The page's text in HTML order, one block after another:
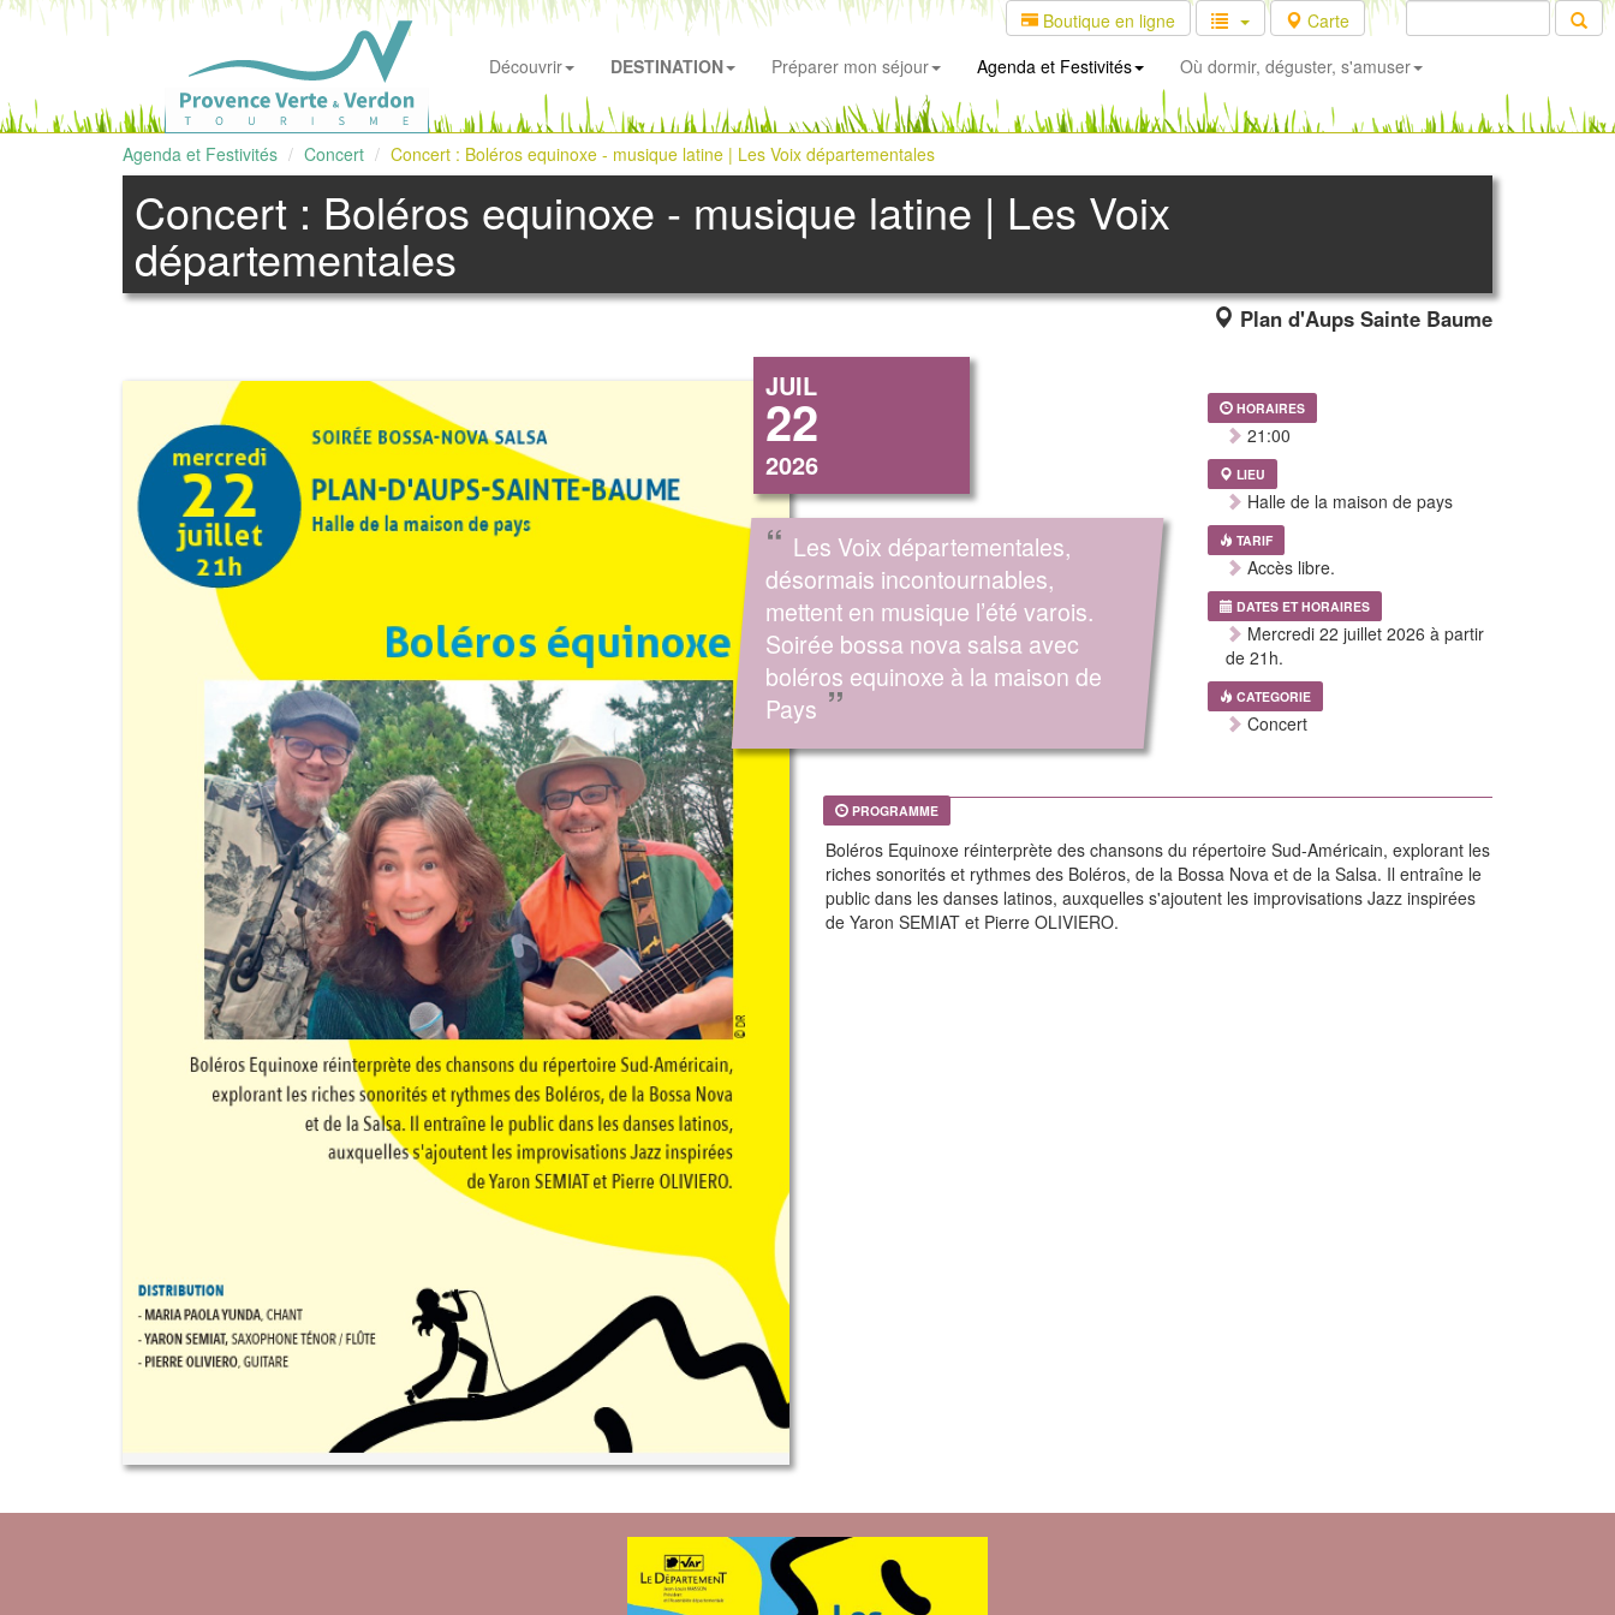
Boutique en ligne
Carte
Découvrir
DESTINATION Préparer mon séjour Agenda et Festivités Où dormir, déguster, s'amuser
Agenda et Festivités Concert Concert : Boléros equinoxe - musique latine | Les Voix départementales
Concert : Boléros equinoxe - musique latine | Les Voix
départementales
Plan d'Aups Sainte Baume
JUIL
22
2026
“ Les Voix départementales,
désormais incontournables,
mettent en musique l’été varois.
Soirée bossa nova salsa avec
boléros equinoxe à la maison de
Pays ”
HORAIRES
21:00
LIEU
Halle de la maison de pays
TARIF
Accès libre.
DATES ET HORAIRES
Mercredi 22 juillet 2026 à partir
de 21h.
CATEGORIE
Concert
PROGRAMME
Boléros Equinoxe réinterprète des chansons du répertoire Sud-Américain, explorant les
riches sonorités et rythmes des Boléros, de la Bossa Nova et de la Salsa. Il entraîne le
public dans les danses latinos, auxquelles s'ajoutent les improvisations Jazz inspirées
de Yaron SEMIAT et Pierre OLIVIERO.